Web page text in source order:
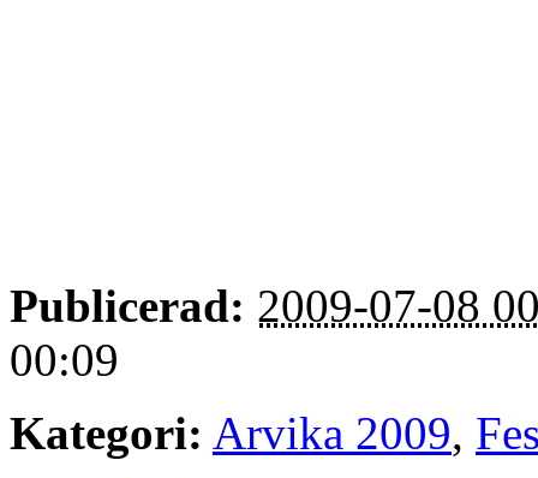
Publicerad: 2009-07-08
00:09
Kategori: Arvika 2009,